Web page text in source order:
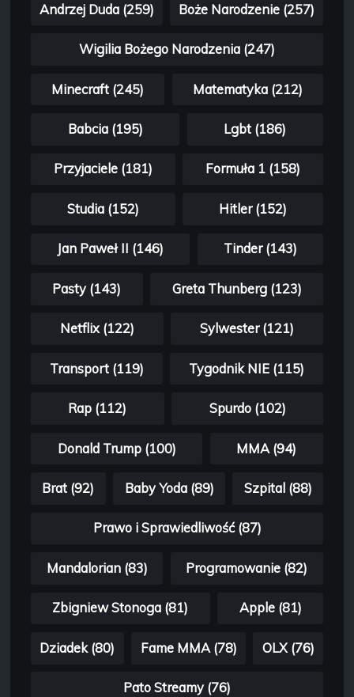
Andrzej Duda (259) Boże Narodzenie (257)
Wigilia Bożego Narodzenia (247)
Minecraft (245) Matematyka (212)
Babcia (195) Lgbt (186)
Przyjaciele (181) Formuła 1 (158)
Studia (152) Hitler (152)
Jan Paweł II (146) Tinder (143)
Pasty (143) Greta Thunberg (123)
Netflix (122) Sylwester (121)
Transport (119) Tygodnik NIE (115)
Rap (112) Spurdo (102)
Donald Trump (100) MMA (94)
Brat (92) Baby Yoda (89) Szpital (88)
Prawo i Sprawiedliwość (87)
Mandalorian (83) Programowanie (82)
Zbigniew Stonoga (81) Apple (81)
Dziadek (80) Fame MMA (78) OLX (76)
Pato Streamy (76)